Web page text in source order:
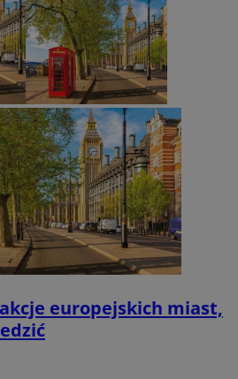
europejskich miast,